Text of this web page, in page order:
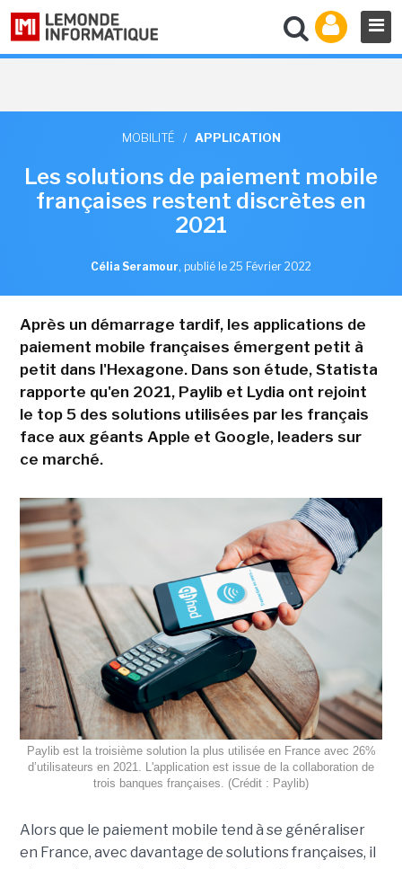
MOBILITÉ / APPLICATION
Les solutions de paiement mobile
françaises restent discrètes en
2021
Célia Seramour, publié le 25 Février 2022
Après un démarrage tardif, les applications de
paiement mobile françaises émergent petit à
petit dans l'Hexagone. Dans son étude, Statista
rapporte qu'en 2021, Paylib et Lydia ont rejoint
le top 5 des solutions utilisées par les français
face aux géants Apple et Google, leaders sur
ce marché.
Paylib est la troisième solution la plus utilisée en France avec 26%
d’utilisateurs en 2021. L'application est issue de la collaboration de
trois banques françaises. (Crédit : Paylib)
Alors que le paiement mobile tend à se généraliser
en France, avec davantage de solutions françaises, il